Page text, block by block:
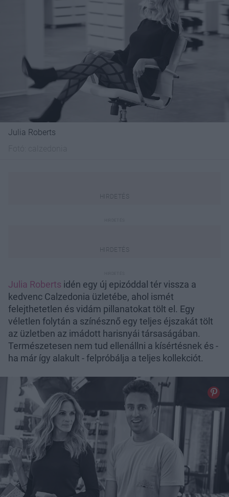
Julia Roberts
Julia Roberts idén egy új epizóddal tér vissza a
kedvenc Calzedonia üzletébe, ahol ismét
felejthetetlen és vidám pillanatokat tölt el. Egy
véletlen folytán a színésznő egy teljes éjszakát tölt
az üzletben az imádott harisnyái társaságában.
Természetesen nem tud ellenállni a kísértésnek és -
ha már így alakult - felpróbálja a teljes kollekciót.